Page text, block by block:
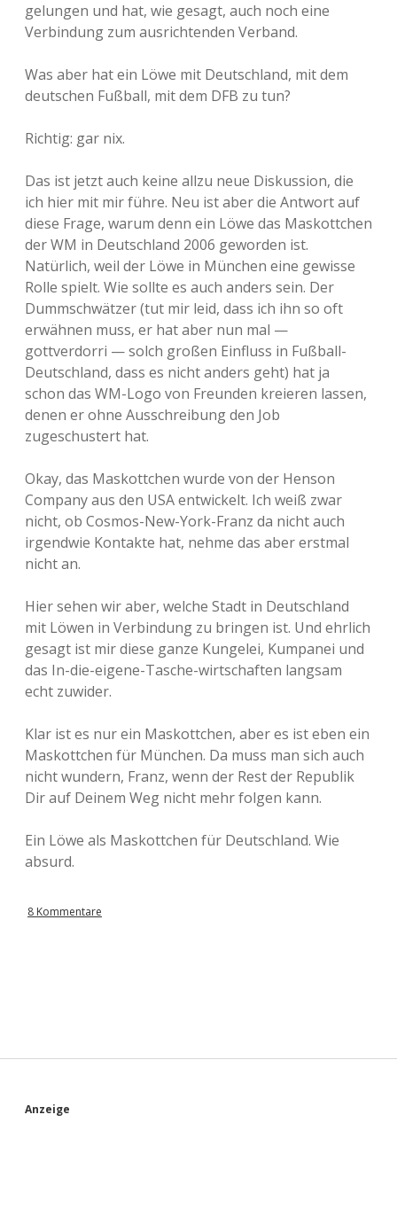
gelungen und hat, wie gesagt, auch noch eine
Verbindung zum ausrichtenden Verband.
Was aber hat ein Löwe mit Deutschland, mit dem
deutschen Fußball, mit dem DFB zu tun?
Richtig: gar nix.
Das ist jetzt auch keine allzu neue Diskussion, die
ich hier mit mir führe. Neu ist aber die Antwort auf
diese Frage, warum denn ein Löwe das Maskottchen
der WM in Deutschland 2006 geworden ist.
Natürlich, weil der Löwe in München eine gewisse
Rolle spielt. Wie sollte es auch anders sein. Der
Dummschwätzer (tut mir leid, dass ich ihn so oft
erwähnen muss, er hat aber nun mal —
gottverdorri — solch großen Einfluss in Fußball-
Deutschland, dass es nicht anders geht) hat ja
schon das WM-Logo von Freunden kreieren lassen,
denen er ohne Ausschreibung den Job
zugeschustert hat.
Okay, das Maskottchen wurde von der Henson
Company aus den USA entwickelt. Ich weiß zwar
nicht, ob Cosmos-New-York-Franz da nicht auch
irgendwie Kontakte hat, nehme das aber erstmal
nicht an.
Hier sehen wir aber, welche Stadt in Deutschland
mit Löwen in Verbindung zu bringen ist. Und ehrlich
gesagt ist mir diese ganze Kungelei, Kumpanei und
das In-die-eigene-Tasche-wirtschaften langsam
echt zuwider.
Klar ist es nur ein Maskottchen, aber es ist eben ein
Maskottchen für München. Da muss man sich auch
nicht wundern, Franz, wenn der Rest der Republik
Dir auf Deinem Weg nicht mehr folgen kann.
Ein Löwe als Maskottchen für Deutschland. Wie
absurd.
8 Kommentare
S
Anzeige